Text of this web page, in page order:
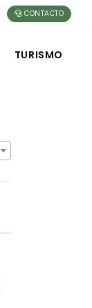
CONTACTO
TURISMO